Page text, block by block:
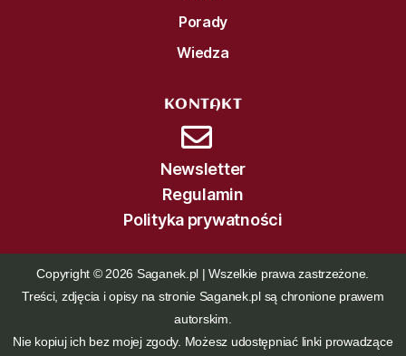
Porady
Wiedza
KONTAKT
Newsletter
Regulamin
Polityka prywatności
Copyright © 2026 Saganek.pl | Wszelkie prawa zastrzeżone.
Treści, zdjęcia i opisy na stronie Saganek.pl są chronione prawem
autorskim.
Nie kopiuj ich bez mojej zgody. Możesz udostępniać linki prowadzące